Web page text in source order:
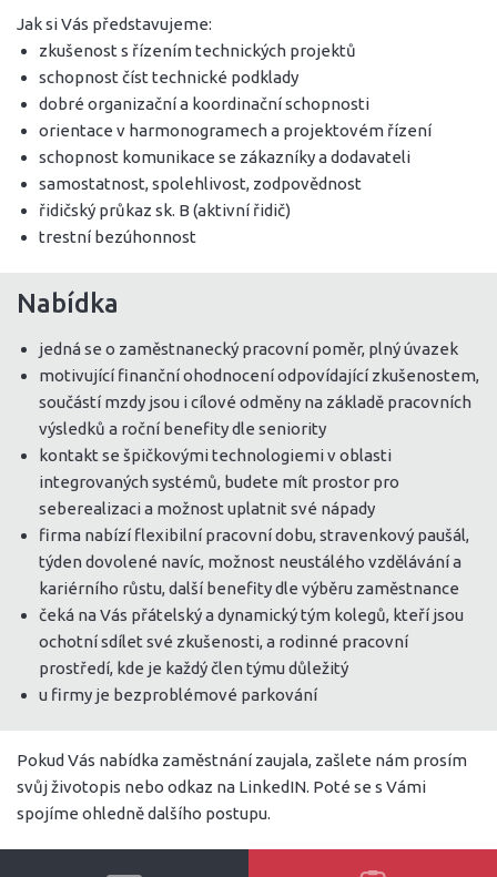
Jak si Vás představujeme:
zkušenost s řízením technických projektů
schopnost číst technické podklady
dobré organizační a koordinační schopnosti
orientace v harmonogramech a projektovém řízení
schopnost komunikace se zákazníky a dodavateli
samostatnost, spolehlivost, zodpovědnost
řidičský průkaz sk. B (aktivní řidič)
trestní bezúhonnost
Nabídka
jedná se o zaměstnanecký pracovní poměr, plný úvazek
motivující finanční ohodnocení odpovídající zkušenostem,
součástí mzdy jsou i cílové odměny na základě pracovních
výsledků a roční benefity dle seniority
kontakt se špičkovými technologiemi v oblasti
integrovaných systémů, budete mít prostor pro
seberealizaci a možnost uplatnit své nápady
firma nabízí flexibilní pracovní dobu, stravenkový paušál,
týden dovolené navíc, možnost neustálého vzdělávání a
kariérního růstu, další benefity dle výběru zaměstnance
čeká na Vás přátelský a dynamický tým kolegů, kteří jsou
ochotní sdílet své zkušenosti, a rodinné pracovní
prostředí, kde je každý člen týmu důležitý
u firmy je bezproblémové parkování
Pokud Vás nabídka zaměstnání zaujala, zašlete nám prosím
svůj životopis nebo odkaz na LinkedIN. Poté se s Vámi
spojíme ohledně dalšího postupu.